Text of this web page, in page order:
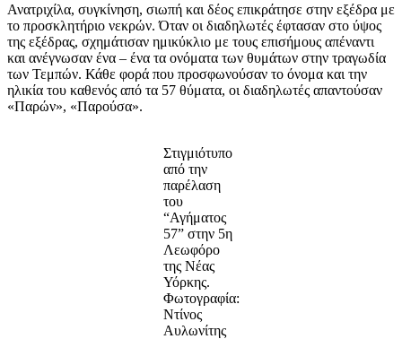
Ανατριχίλα, συγκίνηση, σιωπή και δέος επικράτησε στην εξέδρα με
το προσκλητήριο νεκρών. Όταν οι διαδηλωτές έφτασαν στο ύψος
της εξέδρας, σχημάτισαν ημικύκλιο με τους επισήμους απέναντι
και ανέγνωσαν ένα – ένα τα ονόματα των θυμάτων στην τραγωδία
των Τεμπών. Κάθε φορά που προσφωνούσαν το όνομα και την
ηλικία του καθενός από τα 57 θύματα, οι διαδηλωτές απαντούσαν
«Παρών», «Παρούσα».
Στιγμιότυπο
από την
παρέλαση
του
“Αγήματος
57” στην 5η
Λεωφόρο
της Νέας
Υόρκης.
Φωτογραφία:
Ντίνος
Αυλωνίτης